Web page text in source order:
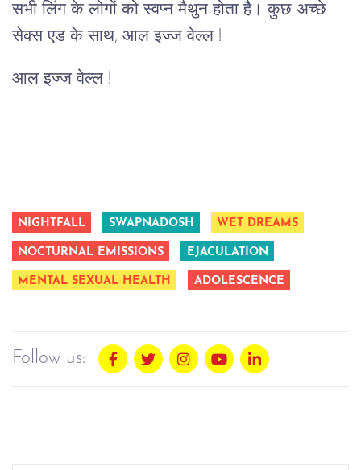
सभी लिंग के लोगों को स्वप्न मैथुन होता है। कुछ अच्छे
सेक्स एड के साथ, आल इज्ज वेल्ल !
आल इज्ज वेल्ल !
NIGHTFALL SWAPNADOSH WET DREAMS
NOCTURNAL EMISSIONS EJACULATION
MENTAL SEXUAL HEALTH ADOLESCENCE
Follow us: